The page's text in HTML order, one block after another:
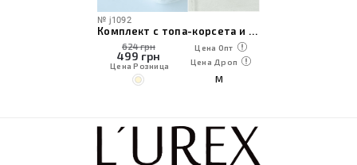
№ j1092
Комплект с топа-корсета и широких брюк с уценкой
624 грн
499 грн
Цена Розница
Цена Опт
Цена Дроп
M